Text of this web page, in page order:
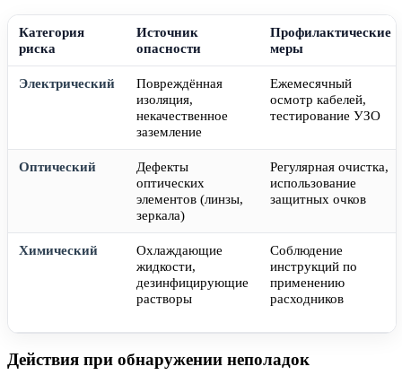
Категория
риска
Источник
опасности
Профилактические
меры
Электрический
Повреждённая
изоляция,
некачественное
заземление
Ежемесячный
осмотр кабелей,
тестирование УЗО
Оптический
Дефекты
оптических
элементов (линзы,
зеркала)
Регулярная очистка,
использование
защитных очков
Химический
Охлаждающие
жидкости,
дезинфицирующие
растворы
Соблюдение
инструкций по
применению
расходников
Действия при обнаружении неполадок